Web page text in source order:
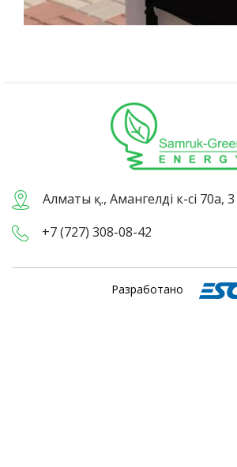
Алматы қ., Амангелді к-сі 70а,
+7 (727) 308-08-42
Разработано